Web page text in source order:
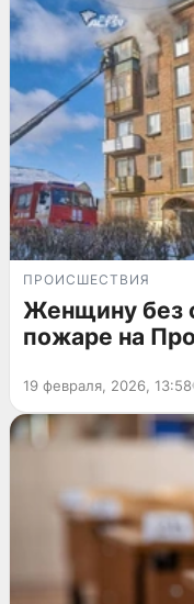
ПРОИСШЕСТВИЯ
Женщину без
пожаре на
19 февраля, 2026, 13:58